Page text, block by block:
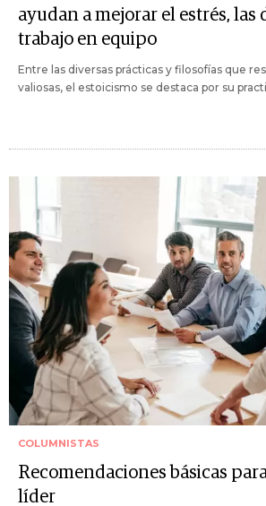
ayudan a mejorar el estrés, las
trabajo en equipo
Entre las diversas prácticas y filosofías que
valiosas, el estoicismo se destaca por su
COLUMNISTAS
Recomendaciones básicas
líder